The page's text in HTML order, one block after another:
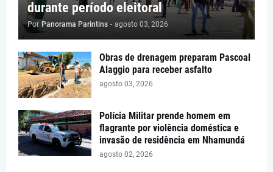
durante período eleitoral
Por Panorama Parintins - agosto 03, 2026
Obras de drenagem preparam Pascoal
Alaggio para receber asfalto
agosto 03, 2026
Polícia Militar prende homem em
flagrante por violência doméstica e
invasão de residência em Nhamundá
agosto 02, 2026